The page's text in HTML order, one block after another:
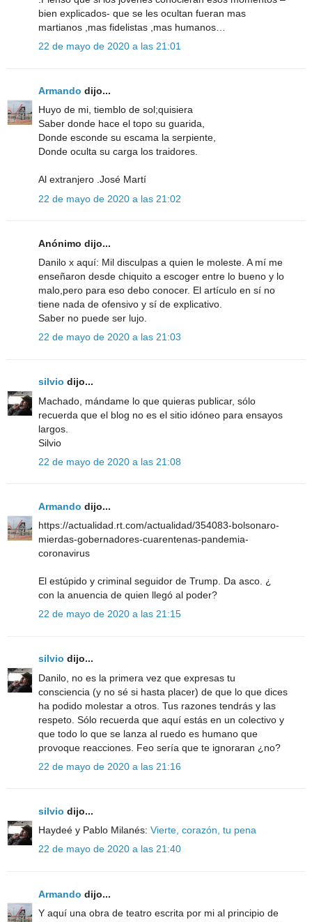
bien explicados- que se les ocultan fueran mas
martianos ,mas fidelistas ,mas humanos…
22 de mayo de 2020 a las 21:01
Armando dijo...
Huyo de mi, tiemblo de sol;quisiera
Saber donde hace el topo su guarida,
Donde esconde su escama la serpiente,
Donde oculta su carga los traidores.
Al extranjero .José Martí
22 de mayo de 2020 a las 21:02
Anónimo dijo...
Danilo x aquí: Mil disculpas a quien le moleste. A mí me
enseñaron desde chiquito a escoger entre lo bueno y lo
malo,pero para eso debo conocer. El artículo en sí no
tiene nada de ofensivo y sí de explicativo.
Saber no puede ser lujo.
22 de mayo de 2020 a las 21:03
silvio dijo...
Machado, mándame lo que quieras publicar, sólo
recuerda que el blog no es el sitio idóneo para ensayos
largos.
Silvio
22 de mayo de 2020 a las 21:08
Armando dijo...
https://actualidad.rt.com/actualidad/354083-bolsonaro-
mierdas-gobernadores-cuarentenas-pandemia-
coronavirus
El estúpido y criminal seguidor de Trump. Da asco. ¿
con la anuencia de quien llegó al poder?
22 de mayo de 2020 a las 21:15
silvio dijo...
Danilo, no es la primera vez que expresas tu
consciencia (y no sé si hasta placer) de que lo que dices
ha podido molestar a otros. Tus razones tendrás y las
respeto. Sólo recuerda que aquí estás en un colectivo y
que todo lo que se lanza al ruedo es humano que
provoque reacciones. Feo sería que te ignoraran ¿no?
22 de mayo de 2020 a las 21:16
silvio dijo...
Haydeé y Pablo Milanés: Vierte, corazón, tu pena
22 de mayo de 2020 a las 21:40
Armando dijo...
Y aquí una obra de teatro escrita por mi al principio de